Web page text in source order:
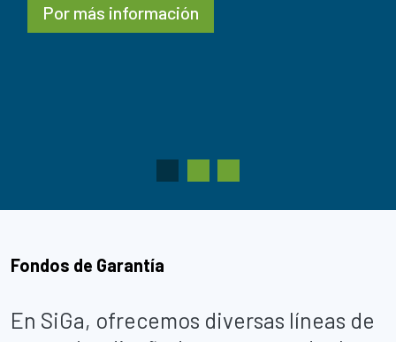
Por más información
Fondos de Garantía
En SiGa, ofrecemos diversas líneas de